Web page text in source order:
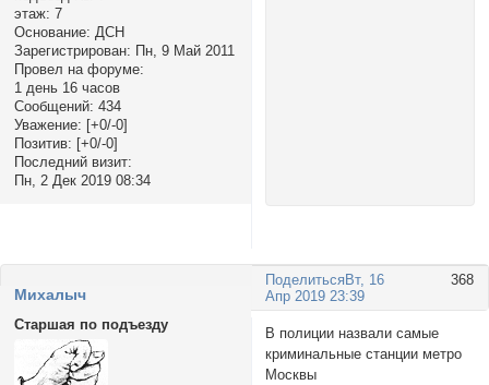
этаж: 7
Основание: ДСН
Зарегистрирован: Пн, 9 Май 2011
Провел на форуме:
1 день 16 часов
Сообщений: 434
Уважение: [+0/-0]
Позитив: [+0/-0]
Последний визит:
Пн, 2 Дек 2019 08:34
Поделиться 368
Вт, 16
Апр 2019 23:39
Михалыч
Старшая по подъезду
В полиции назвали самые
криминальные станции метро
Москвы